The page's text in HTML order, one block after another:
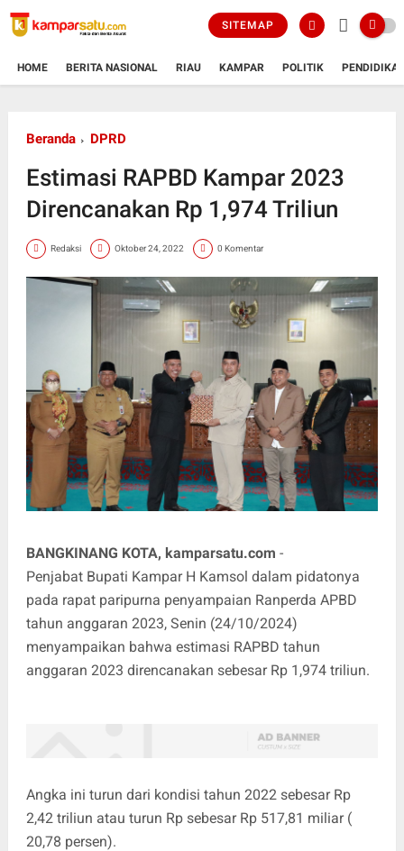
SITEMAP
HOME BERITA NASIONAL RIAU KAMPAR POLITIK
Beranda DPRD
Estimasi RAPBD Kampar 2023
Direncanakan Rp 1,974 Triliun
Redaksi Oktober 24, 2022 0 Komentar
BANGKINANG KOTA, kamparsatu.com -
Penjabat Bupati Kampar H Kamsol dalam pidatonya
pada rapat paripurna penyampaian Ranperda APBD
tahun anggaran 2023, Senin (24/10/2024)
menyampaikan bahwa estimasi RAPBD tahun
anggaran 2023 direncanakan sebesar Rp 1,974 triliun.
Angka ini turun dari kondisi tahun 2022 sebesar Rp
2,42 triliun atau turun Rp sebesar Rp 517,81 miliar (
20,78 persen).